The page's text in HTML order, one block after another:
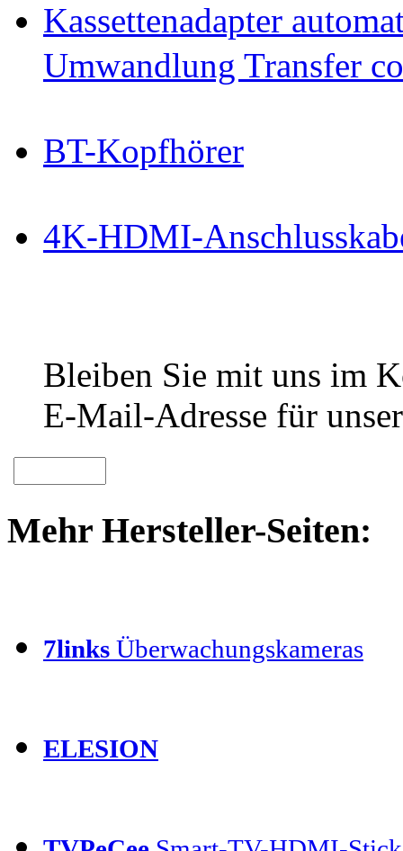
Kassettenadapter
Umwandlung Transfer
BT-Kopfhörer
4K-HDMI-
Bleiben Sie mit uns im
E-Mail-Adresse für
Mehr Hersteller-Seiten:
7links Überwachungskameras
ELESION